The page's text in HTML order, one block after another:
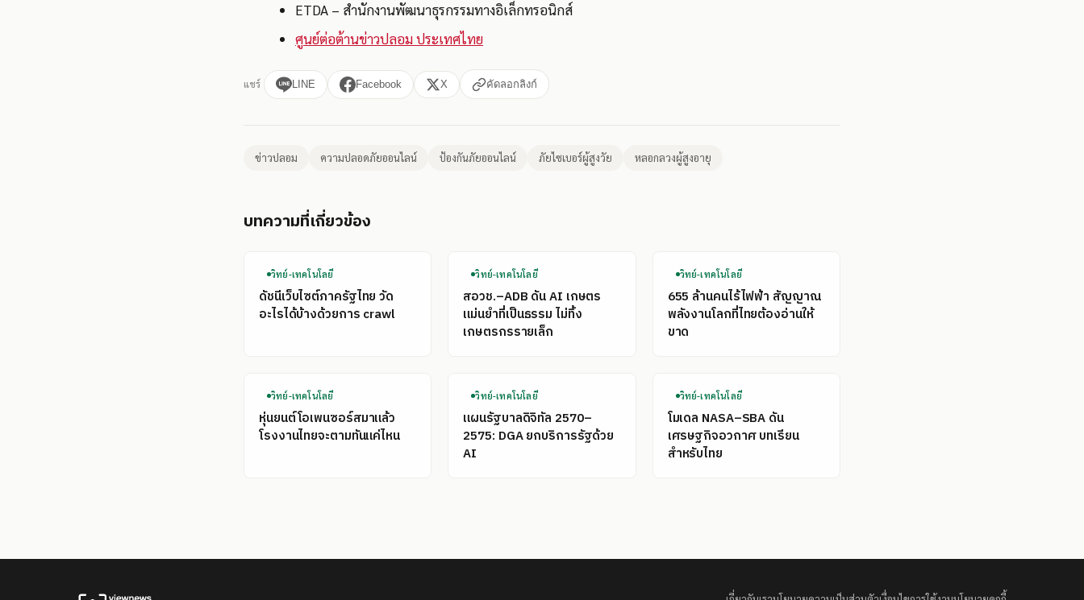
ETDA – สำนักงานพัฒนาธุรกรรมทางอิเล็กทรอนิกส์
ศูนย์ต่อต้านข่าวปลอม ประเทศไทย
แชร์ LINE Facebook X คัดลอกลิงก์
ข่าวปลอม ความปลอดภัยออนไลน์ ป้องกันภัยออนไลน์ ภัยไซเบอร์ผู้สูงวัย หลอกลวงผู้สูงอายุ
บทความที่เกี่ยวข้อง
วิทย์-เทคโนโลยี
ดัชนีเว็บไซต์ภาครัฐไทย วัด
อะไรได้บ้างด้วยการ crawl
วิทย์-เทคโนโลยี
สอวช.–ADB ดัน AI เกษตร
แม่นยำที่เป็นธรรม ไม่ทิ้ง
เกษตรกรรายเล็ก
วิทย์-เทคโนโลยี
655 ล้านคนไร้ไฟฟ้า สัญญาณ
พลังงานโลกที่ไทยต้องอ่านให้
ขาด
วิทย์-เทคโนโลยี
หุ่นยนต์โอเพนซอร์สมาแล้ว
โรงงานไทยจะตามทันแค่ไหน
วิทย์-เทคโนโลยี
แผนรัฐบาลดิจิทัล 2570–
2575: DGA ยกบริการรัฐด้วย
AI
วิทย์-เทคโนโลยี
โมเดล NASA–SBA ดัน
เศรษฐกิจอวกาศ บทเรียน
สำหรับไทย